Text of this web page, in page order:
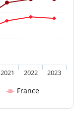
France
2021 2022 2023